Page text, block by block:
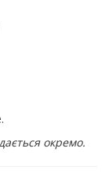
окремо.